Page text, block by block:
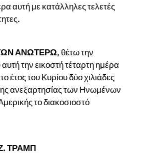
αυτή με κατάλληλες τελετές
ΑΝΩΤΕΡΩ, θέτω την
την εικοστή τέταρτη ημέρα
έτος του Κυρίου δύο χιλιάδες
της ανεξαρτησίας των Ηνωμένων
το διακοσιοστό
ΤΡΑΜΠ